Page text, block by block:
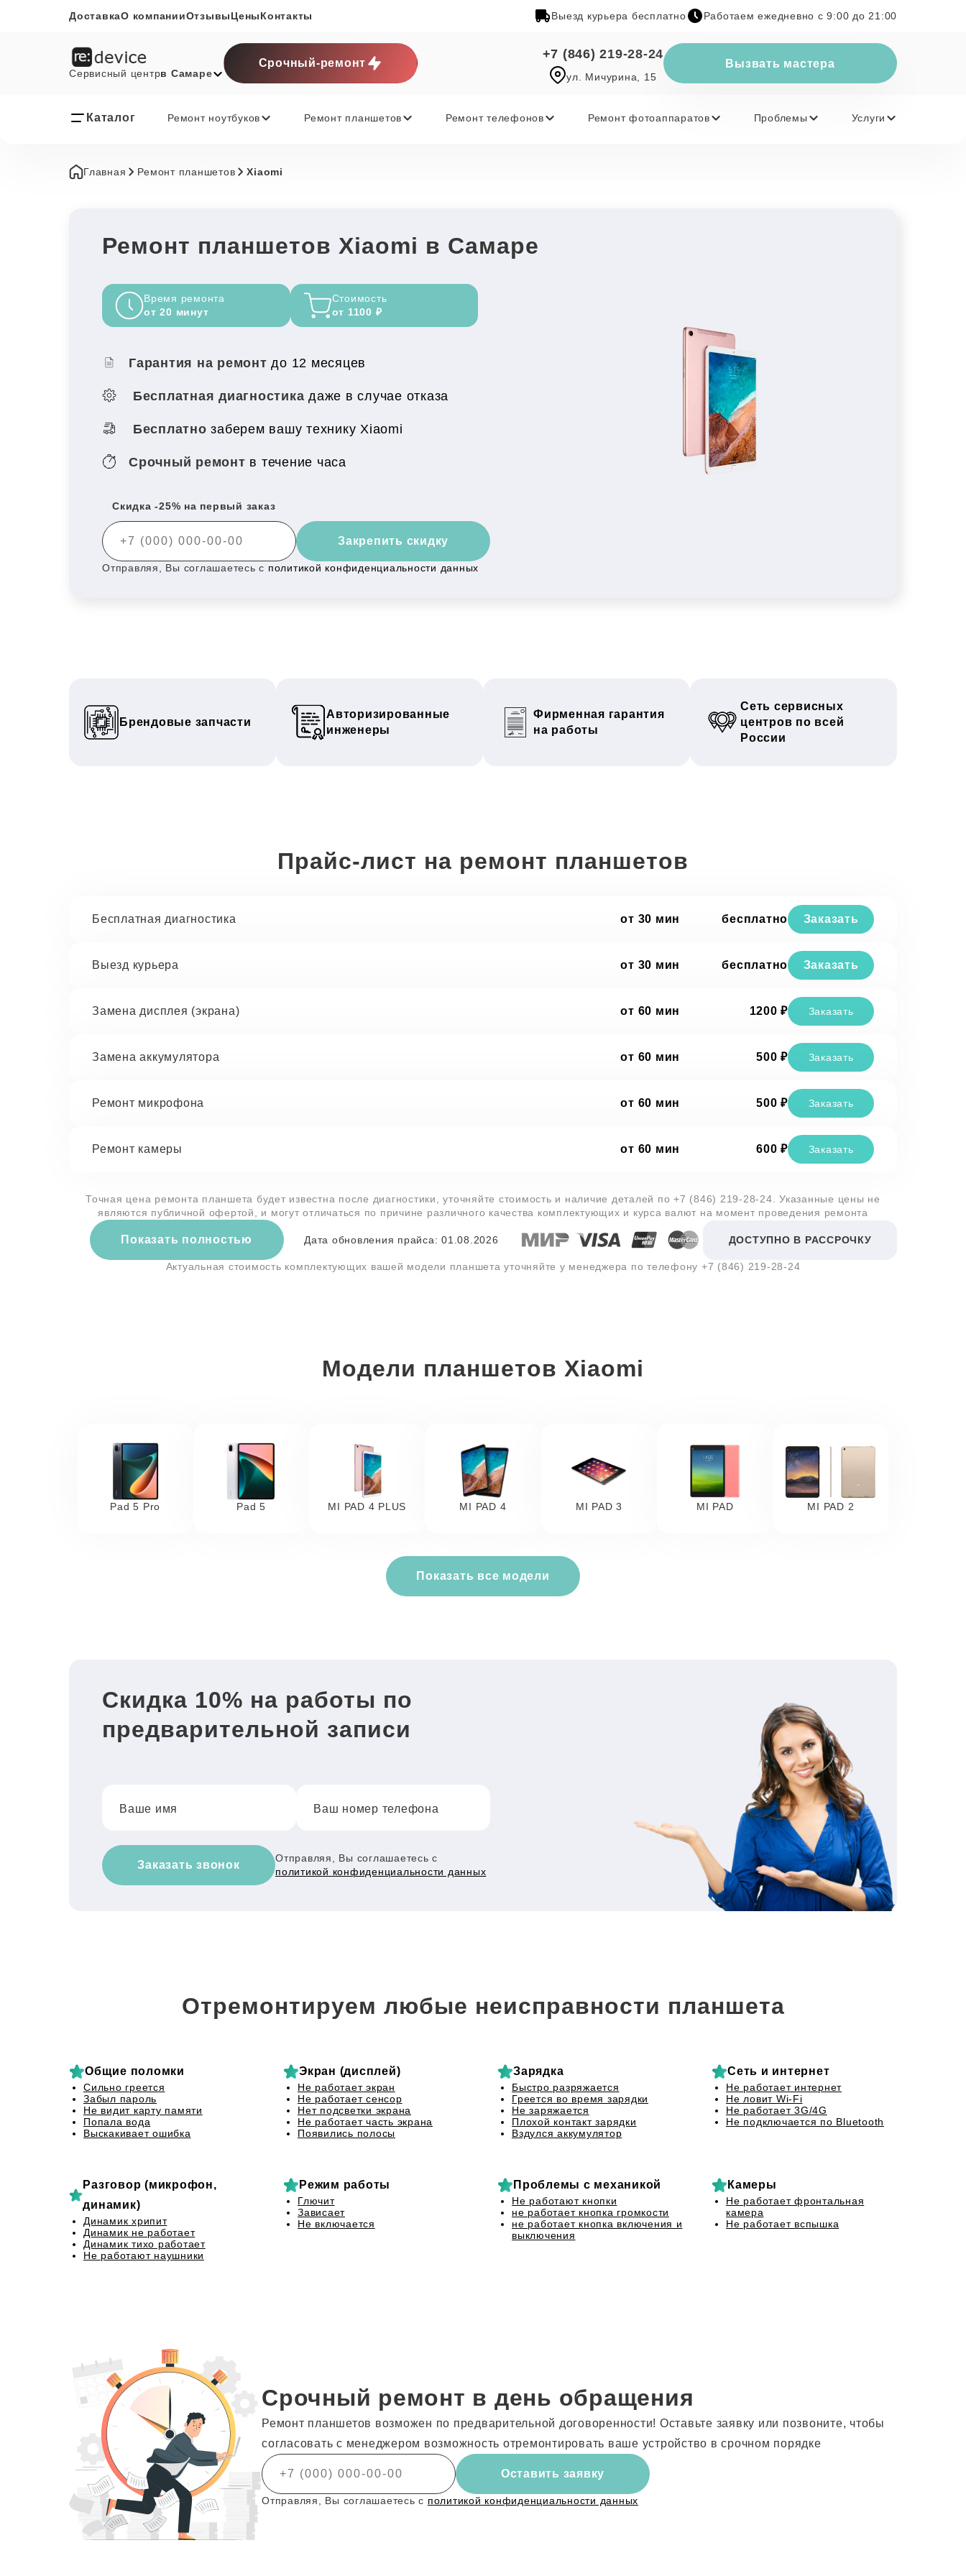
ДоставкаО компанииОтзывыЦеныКонтакты Выезд курьера бесплатно Работаем ежедневно с 9:00 до 21:00
Сервисный центрв Самаре
Срочный-ремонт
+7 (846) 219-28-24
ул. Мичурина, 15
Вызвать мастера
Каталог Ремонт ноутбуков Ремонт планшетов Ремонт телефонов Ремонт фотоаппаратов Проблемы Услуги
Главная Ремонт планшетов Xiaomi
Ремонт планшетов Xiaomi в Самаре
Время ремонта
от 20 минут
Стоимость
от 1100 ₽
Гарантия на ремонтдо 12 месяцев
Бесплатная диагностика даже в случае отказа
Бесплатно заберем вашу технику Xiaomi
Срочный ремонт в течение часа
Скидка -25% на первый заказ
Закрепить скидку
Отправляя, Вы соглашаетесь с политикой конфиденциальности данных
Брендовые запчасти
Авторизированные
инженеры
Фирменная гарантия
на работы
Сеть сервисных
центров по всей
России
Прайс-лист на ремонт планшетов
Бесплатная диагностика от 30 мин бесплатно Заказать
Выезд курьера от 30 мин бесплатно Заказать
Замена дисплея (экрана) от 60 мин 1200 ₽ Заказать
Замена аккумулятора от 60 мин 500 ₽ Заказать
Ремонт микрофона от 60 мин 500 ₽ Заказать
Ремонт камеры от 60 мин 600 ₽ Заказать
Точная цена ремонта планшета будет известна после диагностики, уточняйте стоимость и наличие деталей по+7 (846) 219-28-24 . Указанные цены не
являются публичной офертой, и могут отличаться по причине различного качества комплектующих и курса валют на момент проведения ремонта
Показать полностью Дата обновления прайса: 01.08.2026 ДОСТУПНО В РАССРОЧКУ
Актуальная стоимость комплектующих вашей модели планшета уточняйте у менеджера по телефону +7 (846) 219-28-24
Модели планшетов Xiaomi
Pad 5 Pro Pad 5 MI PAD 4 PLUS MI PAD 4 MI PAD 3 MI PAD MI PAD 2
Показать все модели
Скидка 10% на работы по
предварительной записи
Ваше имя Ваш номер телефона
Заказать звонок
Отправляя, Вы соглашаетесь с
политикой конфиденциальности данных
Отремонтируем любые неисправности планшета
Общие поломки
Сильно греется
Забыл пароль
Не видит карту памяти
Попала вода
Выскакивает ошибка
Экран (дисплей)
Не работает экран
Не работает сенсор
Нет подсветки экрана
Не работает часть экрана
Появились полосы
Зарядка
Быстро разряжается
Греется во время зарядки
Не заряжается
Плохой контакт зарядки
Вздулся аккумулятор
Сеть и интернет
Не работает интернет
Не ловит Wi-Fi
Не работает 3G/4G
Не подключается по Bluetooth
Разговор (микрофон,
динамик)
Динамик хрипит
Динамик не работает
Динамик тихо работает
Не работают наушники
Режим работы
Глючит
Зависает
Не включается
Проблемы с механикой
Не работают кнопки
не работает кнопка громкости
не работает кнопка включения и
выключения
Камеры
Не работает фронтальная
камера
Не работает вспышка
Срочный ремонт в день обращения
Ремонт планшетов возможен по предварительной договоренности! Оставьте заявку или позвоните, чтобы
согласовать с менеджером возможность отремонтировать ваше устройство в срочном порядке
Оставить заявку
Отправляя, Вы соглашаетесь с политикой конфиденциальности данных